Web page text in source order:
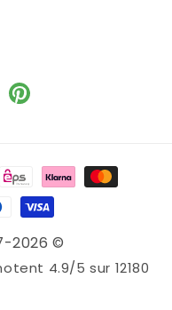
Pinterest
2026 ©
4.9/5 sur 12180